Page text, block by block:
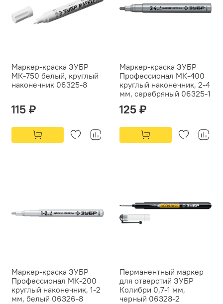
Маркер-краска ЗУБР
МК-750 белый, круглый
наконечник 06325-8
115 ₽
Маркер-краска ЗУБР
Профессионал МК-400
круглый наконечник, 2-4
мм, серебряный 06325-1
125 ₽
Маркер-краска ЗУБР
Профессионал МК-200
круглый наконечник, 1-2
мм, белый 06326-8
Перманентный маркер
для отверстий ЗУБР
Колибри 0,7-1 мм,
черный 06328-2